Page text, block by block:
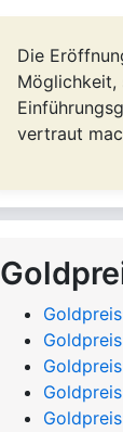
Die
Möglichkeit,
vertraut